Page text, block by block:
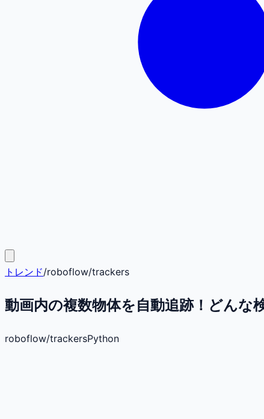
トレンド/roboflow/trackers
動画内の複数物体を自動追跡！どん
roboflow/trackersPython